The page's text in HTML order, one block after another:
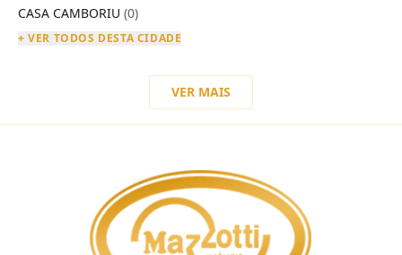
CASA CAMBORIU (0)
+ VER TODOS DESTA CIDADE
VER MAIS